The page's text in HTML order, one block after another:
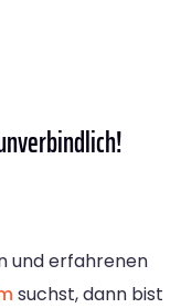
und erfahrenen
suchst, dann bist